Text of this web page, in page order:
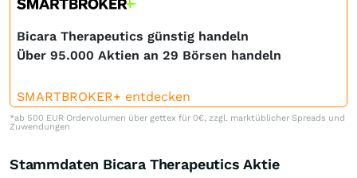
Bicara Therapeutics günstig handeln
Über 95.000 Aktien an 29 Börsen handeln
SMARTBROKER+ entdecken
*ab 500 EUR Ordervolumen über gettex für 0€, zzgl. marktüblicher Spreads und
Zuwendungen
Stammdaten Bicara Therapeutics Aktie